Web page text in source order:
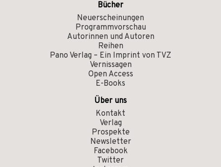
Bücher
Neuerscheinungen
Programmvorschau
Autorinnen und Autoren
Reihen
Pano Verlag – Ein Imprint von TVZ
Vernissagen
Open Access
E-Books
Über uns
Kontakt
Verlag
Prospekte
Newsletter
Facebook
Twitter